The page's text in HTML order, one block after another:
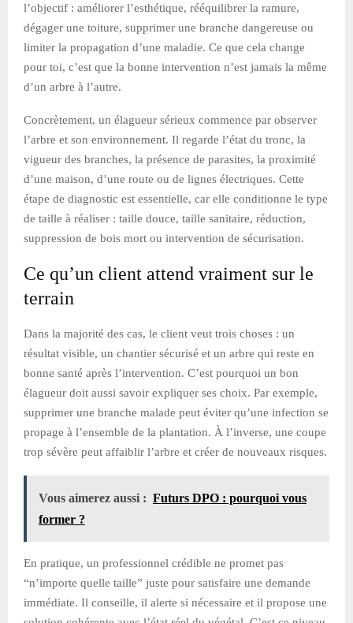
l’objectif : améliorer l’esthétique, rééquilibrer la ramure,
dégager une toiture, supprimer une branche dangereuse ou
limiter la propagation d’une maladie. Ce que cela change
pour toi, c’est que la bonne intervention n’est jamais la même
d’un arbre à l’autre.
Concrètement, un élagueur sérieux commence par observer
l’arbre et son environnement. Il regarde l’état du tronc, la
vigueur des branches, la présence de parasites, la proximité
d’une maison, d’une route ou de lignes électriques. Cette
étape de diagnostic est essentielle, car elle conditionne le type
de taille à réaliser : taille douce, taille sanitaire, réduction,
suppression de bois mort ou intervention de sécurisation.
Ce qu’un client attend vraiment sur le
terrain
Dans la majorité des cas, le client veut trois choses : un
résultat visible, un chantier sécurisé et un arbre qui reste en
bonne santé après l’intervention. C’est pourquoi un bon
élagueur doit aussi savoir expliquer ses choix. Par exemple,
supprimer une branche malade peut éviter qu’une infection se
propage à l’ensemble de la plantation. À l’inverse, une coupe
trop sévère peut affaiblir l’arbre et créer de nouveaux risques.
Vous aimerez aussi : Futurs DPO : pourquoi vous
former ?
En pratique, un professionnel crédible ne promet pas
“n’importe quelle taille” juste pour satisfaire une demande
immédiate. Il conseille, il alerte si nécessaire et il propose une